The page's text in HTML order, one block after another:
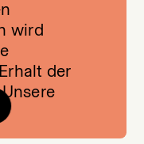
wird
der